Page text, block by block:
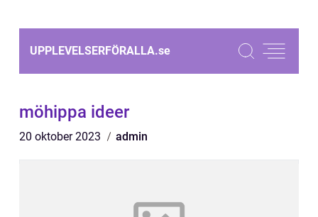
UPPLEVELSERFÖRALLA.se
möhippa ideer
20 oktober 2023 admin